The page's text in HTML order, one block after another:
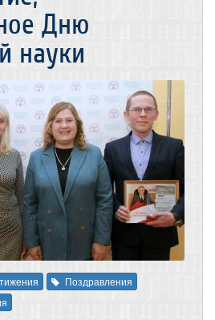
Дню
науки
Поздравления